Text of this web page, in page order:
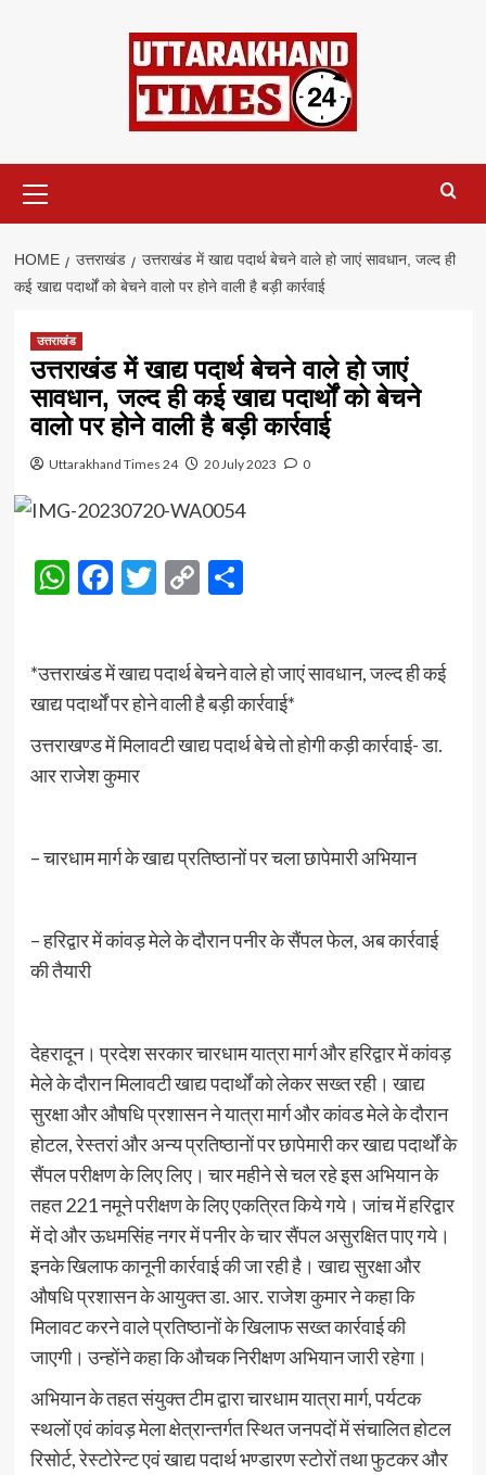
Menu
HOME उत्तराखंड
उत्तराखंड में खाद्य पदार्थ बेचने वाले हो जाएं सावधान, जल्द ही
कई खाद्य पदार्थों को बेचने वालो पर होने वाली है बड़ी कार्रवाई
उत्तराखंड
उत्तराखंड में खाद्य पदार्थ बेचने वाले हो जाएं
सावधान, जल्द ही कई खाद्य पदार्थों को बेचने
वालो पर होने वाली है बड़ी कार्रवाई
Uttarakhand Times 24 20 July 2023 0
WhatsApp
Facebook
Twitter
CopyShare
*उत्तराखंड में खाद्य पदार्थ बेचने वाले हो जाएं सावधान, जल्द ही कई
खाद्य पदार्थों पर होने वाली है बड़ी कार्रवाई*
उत्तराखण्ड में मिलावटी खाद्य पदार्थ बेचे तो होगी कड़ी कार्रवाई- डा.
आर राजेश कुमार
– चारधाम मार्ग के खाद्य प्रतिष्ठानों पर चला छापेमारी अभियान
– हरिद्वार में कांवड़ मेले के दौरान पनीर के सैंपल फेल, अब कार्रवाई
की तैयारी
देहरादून। प्रदेश सरकार चारधाम यात्रा मार्ग और हरिद्वार में कांवड़
मेले के दौरान मिलावटी खाद्य पदार्थों को लेकर सख्त रही। खाद्य
सुरक्षा और औषधि प्रशासन ने यात्रा मार्ग और कांवड मेले के दौरान
होटल, रेस्तरां और अन्य प्रतिष्ठानों पर छापेमारी कर खाद्य पदार्थों के
सैंपल परीक्षण के लिए लिए। चार महीने से चल रहे इस अभियान के
तहत 221 नमूने परीक्षण के लिए एकत्रित किये गये। जांच में हरिद्वार
में दो और ऊधमसिंह नगर में पनीर के चार सैंपल असुरक्षित पाए गये।
इनके खिलाफ कानूनी कार्रवाई की जा रही है। खाद्य सुरक्षा और
औषधि प्रशासन के आयुक्त डा. आर. राजेश कुमार ने कहा कि
मिलावट करने वाले प्रतिष्ठानों के खिलाफ सख्त कार्रवाई की
जाएगी। उन्होंने कहा कि औचक निरीक्षण अभियान जारी रहेगा।
अभियान के तहत संयुक्त टीम द्वारा चारधाम यात्रा मार्ग, पर्यटक
स्थलों एवं कांवड़ मेला क्षेत्रान्तर्गत स्थित जनपदों में संचालित होटल
रिसोर्ट, रेस्टोरेन्ट एवं खाद्य पदार्थ भण्डारण स्टोरों तथा फुटकर और